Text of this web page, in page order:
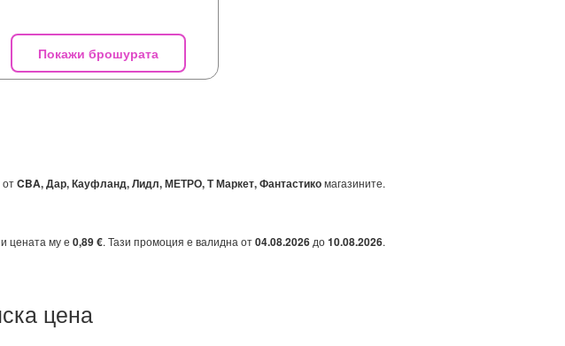
Покажи брошурата
CBA, Дар, Кауфланд, Лидл, МЕТРО, Т Маркет, Фантастикомагазините.
цената му е 0,89 €. Тази промоция е валидна от04.08.2026 до10.08.2026.
цена